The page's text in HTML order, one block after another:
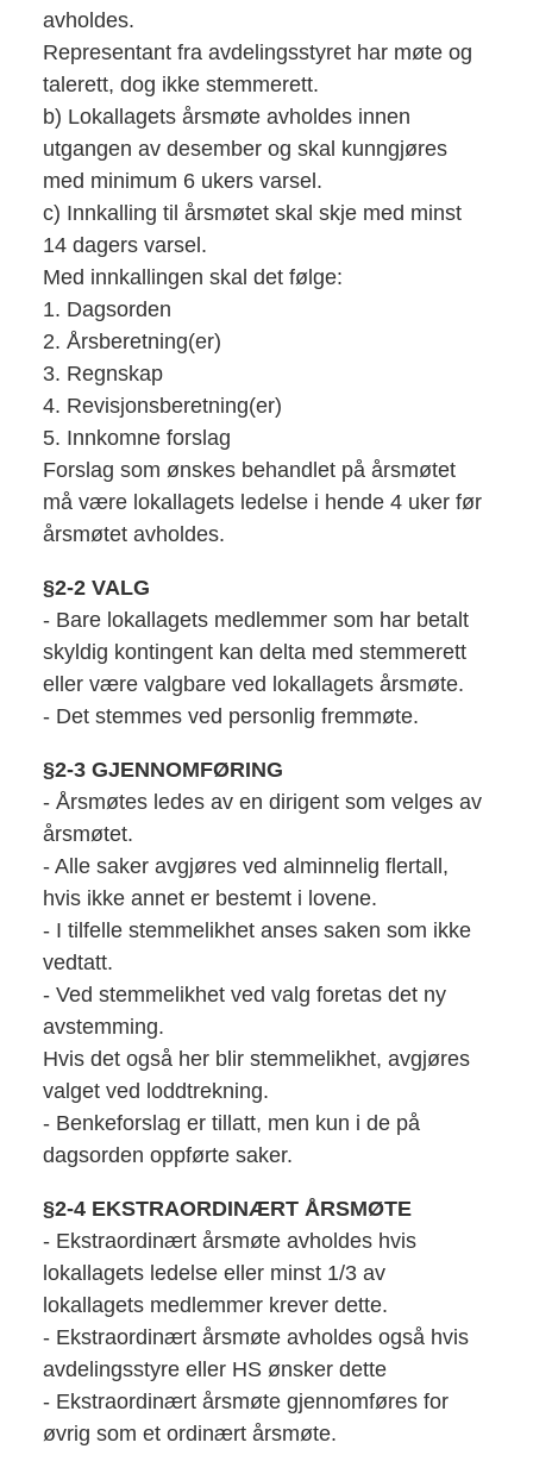
avholdes.
Representant fra avdelingsstyret har møte og
talerett, dog ikke stemmerett.
b) Lokallagets årsmøte avholdes innen
utgangen av desember og skal kunngjøres
med minimum 6 ukers varsel.
c) Innkalling til årsmøtet skal skje med minst
14 dagers varsel.
Med innkallingen skal det følge:
1. Dagsorden
2. Årsberetning(er)
3. Regnskap
4. Revisjonsberetning(er)
5. Innkomne forslag
Forslag som ønskes behandlet på årsmøtet
må være lokallagets ledelse i hende 4 uker før
årsmøtet avholdes.
§2-2 VALG
- Bare lokallagets medlemmer som har betalt
skyldig kontingent kan delta med stemmerett
eller være valgbare ved lokallagets årsmøte.
- Det stemmes ved personlig fremmøte.
§2-3 GJENNOMFØRING
- Årsmøtes ledes av en dirigent som velges av
årsmøtet.
- Alle saker avgjøres ved alminnelig flertall,
hvis ikke annet er bestemt i lovene.
- I tilfelle stemmelikhet anses saken som ikke
vedtatt.
- Ved stemmelikhet ved valg foretas det ny
avstemming.
Hvis det også her blir stemmelikhet, avgjøres
valget ved loddtrekning.
- Benkeforslag er tillatt, men kun i de på
dagsorden oppførte saker.
§2-4 EKSTRAORDINÆRT ÅRSMØTE
- Ekstraordinært årsmøte avholdes hvis
lokallagets ledelse eller minst 1/3 av
lokallagets medlemmer krever dette.
- Ekstraordinært årsmøte avholdes også hvis
avdelingsstyre eller HS ønsker dette
- Ekstraordinært årsmøte gjennomføres for
øvrig som et ordinært årsmøte.